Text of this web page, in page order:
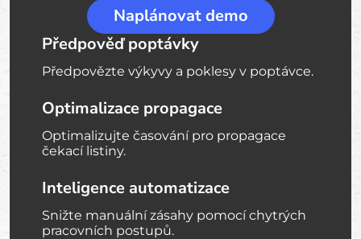
Naplánovat demo
Předpověď poptávky
Předpovězte výkyvy a poklesy v poptávce.
Optimalizace propagace
Optimalizujte časování pro propagace
čekací listiny.
Inteligence automatizace
Snižte manuální zásahy pomocí chytrých
pracovních postupů.